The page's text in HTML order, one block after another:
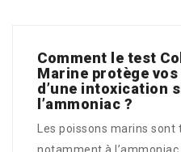
Comment le test
Marine protège
d’une intoxication
l’ammoniac ?
Les poissons marins